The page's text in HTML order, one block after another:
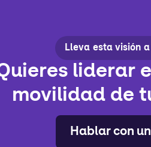
Lleva esta visión
liderar
movilidad de
Hablar con